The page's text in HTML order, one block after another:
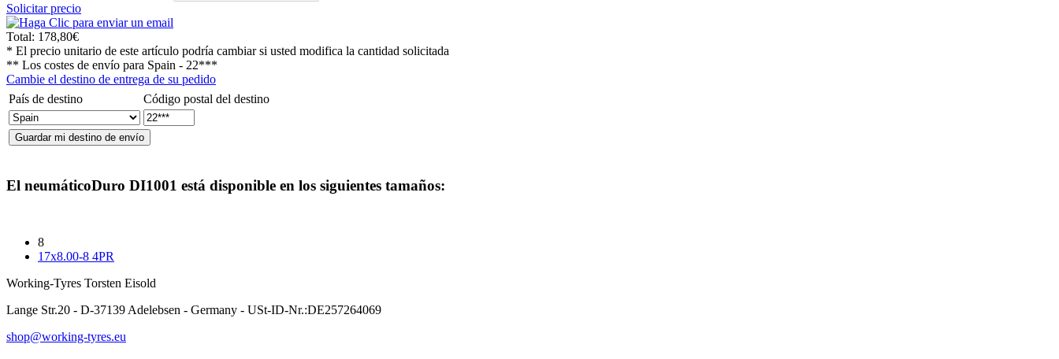
Solicitar precio
Total: 178,80€
* El precio unitario de este artículo podría cambiar si usted modifica la cantidad solicitada
** Los costes de envío para Spain - 22***
Cambie el destino de entrega de su pedido
País de destino
Código postal del destino
El neumáticoDuro DI1001 está disponible en los siguientes tamaños:
8
17x8.00-8 4PR
Working-Tyres Torsten Eisold
Lange Str.20 - D-37139 Adelebsen - Germany - USt-ID-Nr.:DE257264069
shop@working-tyres.eu